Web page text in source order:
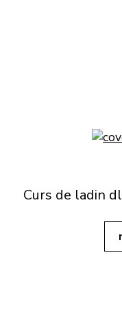
Curs de ladin